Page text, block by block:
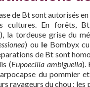
de Bt sont autorisés
cultures. En forêts,
), la tordeuse grise du
) ou le Bombyx
de Bt sont
(Eupoecilia ambiguella).
du pommier
ravageurs du chou : les